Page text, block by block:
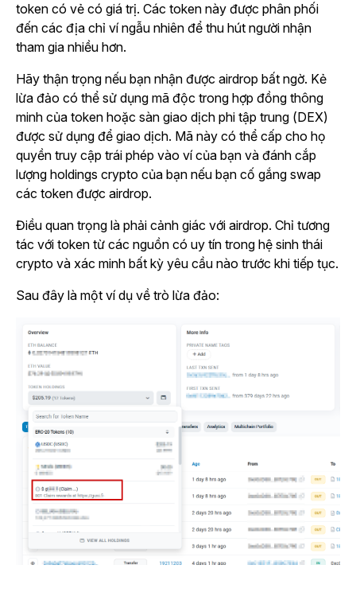
token có vẻ có giá trị. Các token này được phân phối
đến các địa chỉ ví ngẫu nhiên để thu hút người nhận
tham gia nhiều hơn.
Hãy thận trọng nếu bạn nhận được airdrop bất ngờ. Kẻ
lừa đảo có thể sử dụng mã độc trong hợp đồng thông
minh của token hoặc sàn giao dịch phi tập trung (DEX)
được sử dụng để giao dịch. Mã này có thể cấp cho họ
quyền truy cập trái phép vào ví của bạn và đánh cắp
lượng holdings crypto của bạn nếu bạn cố gắng swap
các token được airdrop.
Điều quan trọng là phải cảnh giác với airdrop. Chỉ tương
tác với token từ các nguồn có uy tín trong hệ sinh thái
crypto và xác minh bất kỳ yêu cầu nào trước khi tiếp tục.
Sau đây là một ví dụ về trò lừa đảo: